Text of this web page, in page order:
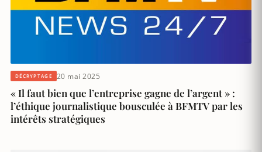
DÉCRYPTAGE 20 mai 2025
« Il faut bien que l’entreprise gagne de l’argent » :
l’éthique journalistique bousculée à BFMTV par les
intérêts stratégiques